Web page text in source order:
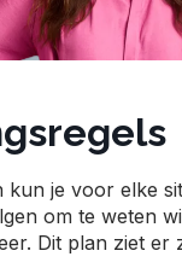
kun je voor elke
om te weten
Dit plan ziet er